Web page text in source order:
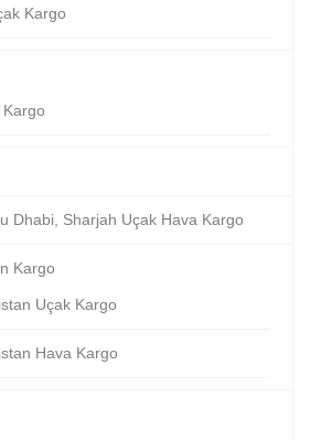
Kargo
Dhabi, Sharjah Uçak Hava Kargo
Kargo
Uçak Kargo
Hava Kargo